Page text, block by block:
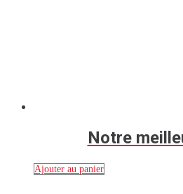
Notre
Ajouter au panier